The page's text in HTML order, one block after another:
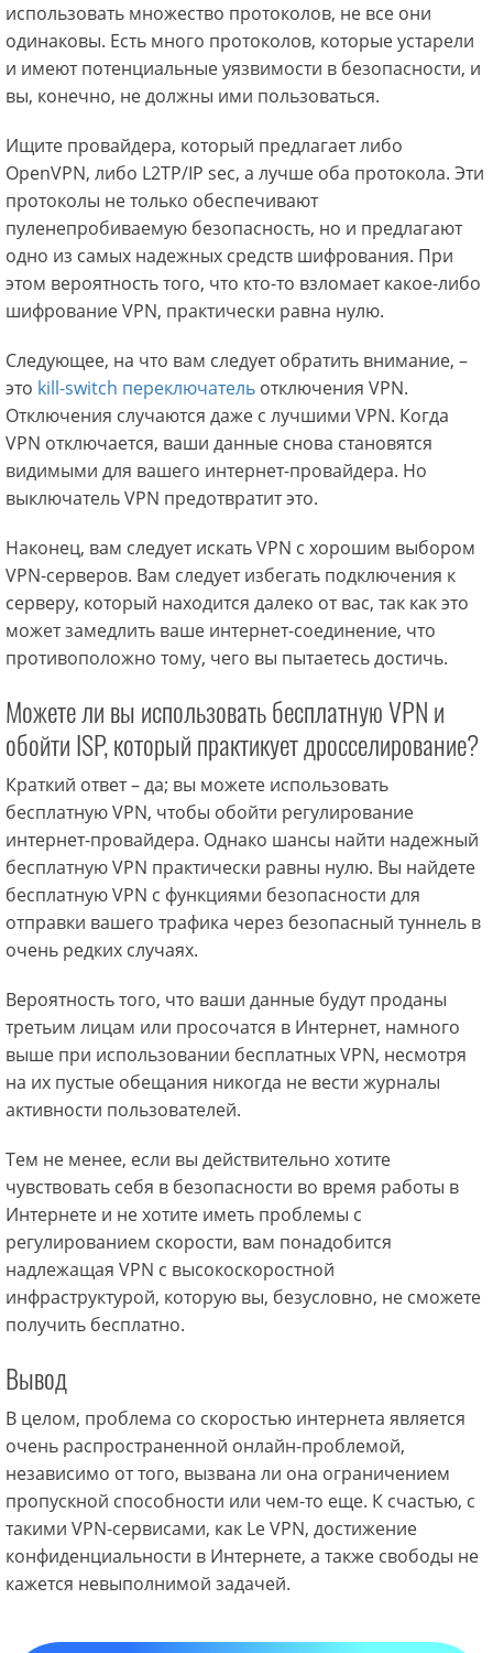
использовать множество протоколов, не все они
одинаковы. Есть много протоколов, которые устарели
и имеют потенциальные уязвимости в безопасности, и
вы, конечно, не должны ими пользоваться.
Ищите провайдера, который предлагает либо
OpenVPN, либо L2TP/IP sec, а лучше оба протокола. Эти
протоколы не только обеспечивают
пуленепробиваемую безопасность, но и предлагают
одно из самых надежных средств шифрования. При
этом вероятность того, что кто-то взломает какое-либо
шифрование VPN, практически равна нулю.
Следующее, на что вам следует обратить внимание, –
это kill-switch переключатель отключения VPN.
Отключения случаются даже с лучшими VPN. Когда
VPN отключается, ваши данные снова становятся
видимыми для вашего интернет-провайдера. Но
выключатель VPN предотвратит это.
Наконец, вам следует искать VPN с хорошим выбором
VPN-серверов. Вам следует избегать подключения к
серверу, который находится далеко от вас, так как это
может замедлить ваше интернет-соединение, что
противоположно тому, чего вы пытаетесь достичь.
Можете ли вы использовать бесплатную VPN и
обойти ISP, который практикует дросселирование?
Краткий ответ – да; вы можете использовать
бесплатную VPN, чтобы обойти регулирование
интернет-провайдера. Однако шансы найти надежный
бесплатную VPN практически равны нулю. Вы найдете
бесплатную VPN с функциями безопасности для
отправки вашего трафика через безопасный туннель в
очень редких случаях.
Вероятность того, что ваши данные будут проданы
третьим лицам или просочатся в Интернет, намного
выше при использовании бесплатных VPN, несмотря
на их пустые обещания никогда не вести журналы
активности пользователей.
Тем не менее, если вы действительно хотите
чувствовать себя в безопасности во время работы в
Интернете и не хотите иметь проблемы с
регулированием скорости, вам понадобится
надлежащая VPN с высокоскоростной
инфраструктурой, которую вы, безусловно, не сможете
получить бесплатно.
Вывод
В целом, проблема со скоростью интернета является
очень распространенной онлайн-проблемой,
независимо от того, вызвана ли она ограничением
пропускной способности или чем-то еще. К счастью, с
такими VPN-сервисами, как Le VPN, достижение
конфиденциальности в Интернете, а также свободы не
кажется невыполнимой задачей.